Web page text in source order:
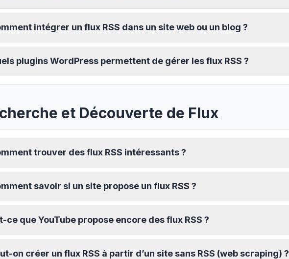
intégrer un flux RSS dans un site web ou un blog ?
plugins WordPress permettent de gérer les flux RSS ?
et Découverte de Flux
trouver des flux RSS intéressants ?
savoir si un site propose un flux RSS ?
ce que YouTube propose encore des flux RSS ?
on créer un flux RSS à partir d’un site sans RSS (web scraping) ?